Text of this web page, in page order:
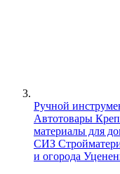
Ручной
Автотовары
материалы для
СИЗ
и огорода